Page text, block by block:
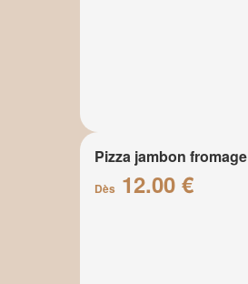
Pizza jambon fromage
Dès 12.00 €